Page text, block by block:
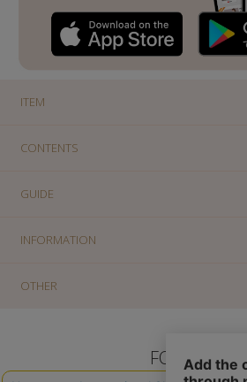
ITEM
CONTENTS
GUIDE
INFORMATION
OTHER
FOLLOW US